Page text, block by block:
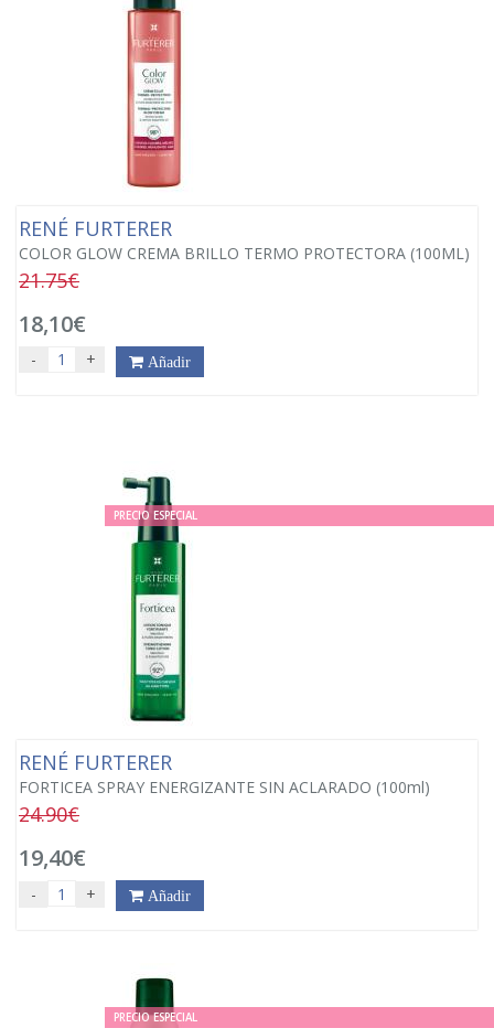
RENÉ FURTERER
COLOR GLOW CREMA BRILLO TERMO PROTECTORA (100ML)
21.75€
18,10€
- + Añadir
PRECIO ESPECIAL
RENÉ FURTERER
FORTICEA SPRAY ENERGIZANTE SIN ACLARADO (100ml)
24.90€
19,40€
- + Añadir
PRECIO ESPECIAL